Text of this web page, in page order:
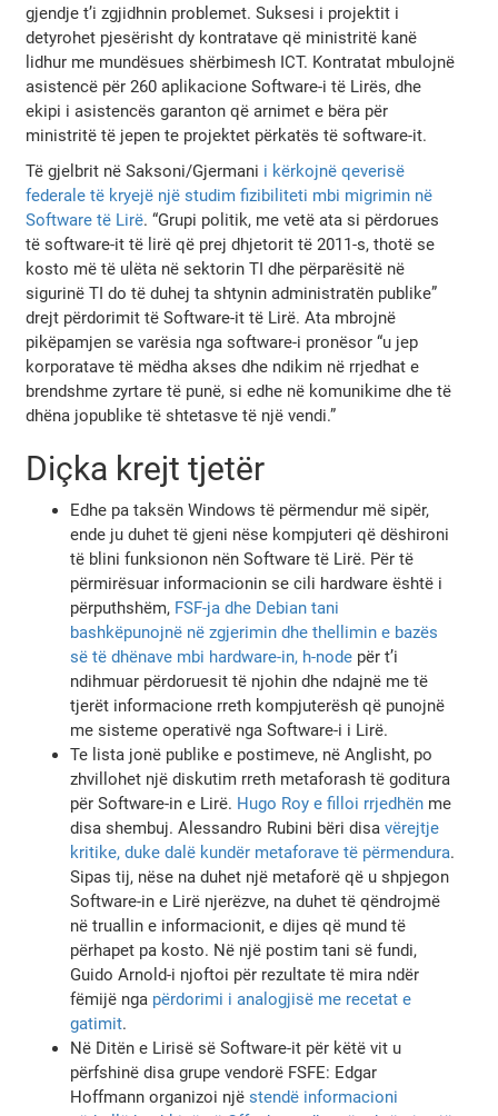
gjendje t’i zgjidhnin problemet. Suksesi i projektit i
detyrohet pjesërisht dy kontratave që ministritë kanë
lidhur me mundësues shërbimesh ICT. Kontratat mbulojnë
asistencë për 260 aplikacione Software-i të Lirës, dhe
ekipi i asistencës garanton që arnimet e bëra për
ministritë të jepen te projektet përkatës të software-it.
Të gjelbrit në Saksoni/Gjermani i kërkojnë qeverisë
federale të kryejë një studim fizibiliteti mbi migrimin në
Software të Lirë. “Grupi politik, me vetë ata si përdorues
të software-it të lirë që prej dhjetorit të 2011-s, thotë se
kosto më të ulëta në sektorin TI dhe përparësitë në
sigurinë TI do të duhej ta shtynin administratën publike”
drejt përdorimit të Software-it të Lirë. Ata mbrojnë
pikëpamjen se varësia nga software-i pronësor “u jep
korporatave të mëdha akses dhe ndikim në rrjedhat e
brendshme zyrtare të punë, si edhe në komunikime dhe të
dhëna jopublike të shtetasve të një vendi.”
Diçka krejt tjetër
Edhe pa taksën Windows të përmendur më sipër,
ende ju duhet të gjeni nëse kompjuteri që dëshironi
të blini funksionon nën Software të Lirë. Për të
përmirësuar informacionin se cili hardware është i
përputhshëm, FSF-ja dhe Debian tani
bashkëpunojnë në zgjerimin dhe thellimin e bazës
së të dhënave mbi hardware-in, h-node për t’i
ndihmuar përdoruesit të njohin dhe ndajnë me të
tjerët informacione rreth kompjuterësh që punojnë
me sisteme operativë nga Software-i i Lirë.
Te lista jonë publike e postimeve, në Anglisht, po
zhvillohet një diskutim rreth metaforash të goditura
për Software-in e Lirë. Hugo Roy e filloi rrjedhën me
disa shembuj. Alessandro Rubini bëri disavërejtje
kritike, duke dalë kundër metaforave të përmendura.
Sipas tij, nëse na duhet një metaforë që u shpjegon
Software-in e Lirë njerëzve, na duhet të qëndrojmë
në truallin e informacionit, e dijes që mund të
përhapet pa kosto. Në një postim tani së fundi,
Guido Arnold-i njoftoi për rezultate të mira ndër
fëmijë nga përdorimi i analogjisë me recetat e
gatimit.
Në Ditën e Lirisë së Software-it për këtë vit u
përfshinë disa grupe vendorë FSFE: Edgar
Hoffmann organizoi njëstendë informacioni